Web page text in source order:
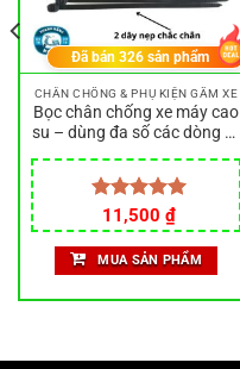
CHÂN CHỐNG & PHỤ KIỆN GẦM XE
Bọc chân chống xe máy cao
su – dùng đa số các dòng xe
Được xếp
hạng5.00
5 sao
11,500 ₫
Đã bán326 sản phẩm
MUA SẢN PHẨM